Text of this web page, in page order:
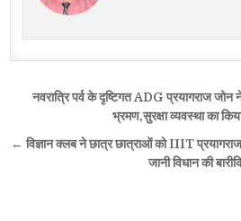
Post
navigation
नवरात्रि पर्व के दृष्टिगत ADG प्रयागराज जोन
भ्रमण,सुरक्षा व्यवस्था का
← विज्ञान क्लब ने छात्र छात्राओं को IIIT
जानी विधान की